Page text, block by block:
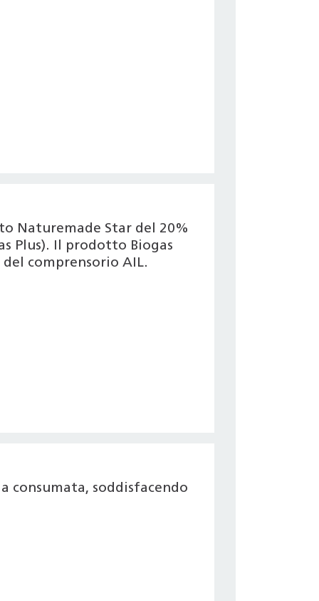
Naturemade Star del 20%
Plus). Il prodotto Biogas
comprensorio AIL.
consumata, soddisfacendo